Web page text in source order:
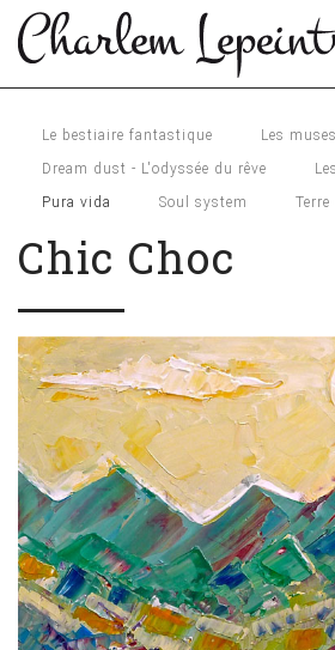
Le bestiaire fantastique Les muses
Dream dust - L'odyssée du rêve
Pura vida
Soul system
Chic Choc